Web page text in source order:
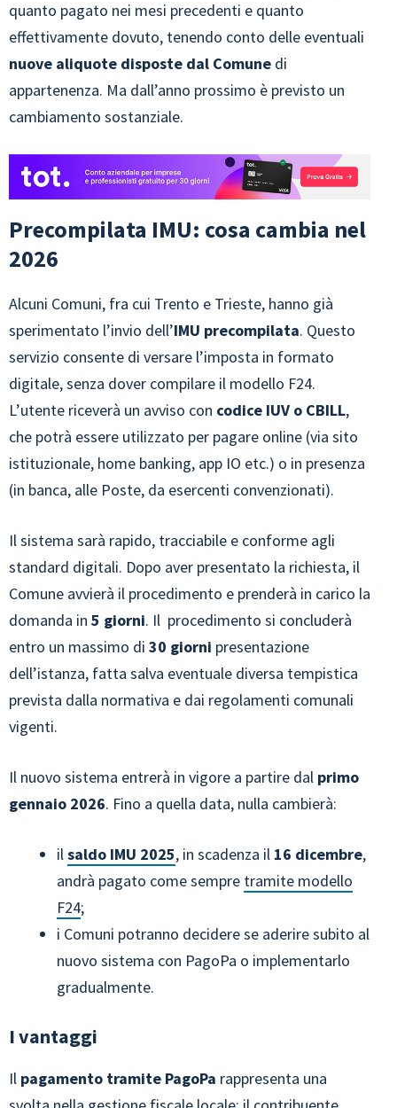
quanto pagato nei mesi precedenti e quanto
effettivamente dovuto, tenendo conto delle eventuali
nuove aliquote disposte dal Comune di
appartenenza. Ma dall’anno prossimo è previsto un
cambiamento sostanziale.
Precompilata IMU: cosa cambia nel
2026
Alcuni Comuni, fra cui Trento e Trieste, hanno già
sperimentato l’invio dell’IMU precompilata. Questo
servizio consente di versare l’imposta in formato
digitale, senza dover compilare il modello F24.
L’utente riceverà un avviso con codice IUV o CBILL,
che potrà essere utilizzato per pagare online (via sito
istituzionale, home banking, app IO etc.) o in presenza
(in banca, alle Poste, da esercenti convenzionati).
Il sistema sarà rapido, tracciabile e conforme agli
standard digitali. Dopo aver presentato la richiesta, il
Comune avvierà il procedimento e prenderà in carico la
domanda in 5 giorni. Il procedimento si concluderà
entro un massimo di 30 giorni presentazione
dell’istanza, fatta salva eventuale diversa tempistica
prevista dalla normativa e dai regolamenti comunali
vigenti.
Il nuovo sistema entrerà in vigore a partire dal primo
gennaio 2026. Fino a quella data, nulla cambierà:
ilsaldo IMU 2025, in scadenza il 16 dicembre,
andrà pagato come sempre tramite modello
F24;
i Comuni potranno decidere se aderire subito al
nuovo sistema con PagoPa o implementarlo
gradualmente.
I vantaggi
Il pagamento tramite PagoPa rappresenta una